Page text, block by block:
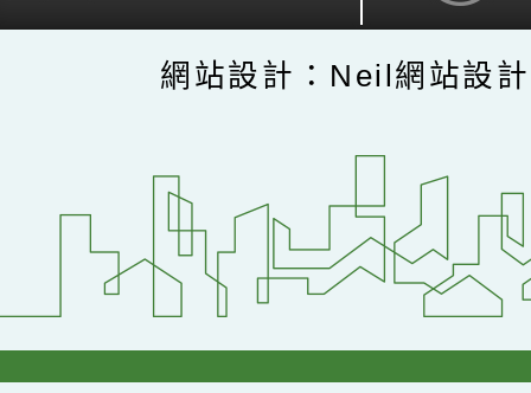
網站設計：Neil網站設